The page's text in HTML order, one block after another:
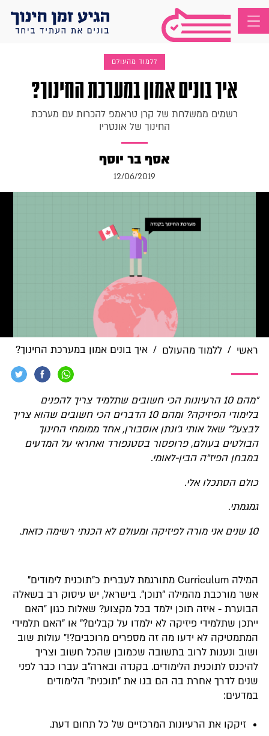
ללמוד מהעולם
איך בונים אמון במערכת החינוך?
רשמים ממשלחת של קרן טראמפ להכרות עם מערכת
החינוך של אונטריו
אסף בר יוסף
12/06/2019
ראשי / ללמוד מהעולם / איך בונים אמון במערכת החינוך?
"מהם 10 הרעיונות הכי חשובים שתלמיד צריך להפנים
בלימודי הפיזיקה? ומהם 10 הדברים הכי חשובים שהוא צריך
לבצע?" שאל אותי ג'ונתן אוסבורן, אחד ממומחי החינוך
הבולטים בעולם, פרופסור בסטנפורד ואחראי על המדעים
במבחן הפיז״ה הבין-לאומי.
כולם הסתכלו אלי.
גמגמתי.
10 שנים אני מורה לפיזיקה ומעולם לא הכנתי רשימה כזאת.
המילה Curriculum מתורגמת לעברית כ"תוכנית לימודים"
אשר מורכבת מהמילה "תוכן". בישראל, יש עיסוק רב בשאלה
הבוערת - איזה תוכן ילמד בכל מקצוע? שאלות כגון ״האם
ייתכן שתלמידי פיזיקה לא ילמדו על קבלים?" או "האם תלמידי
המתמטיקה לא ידעו מה זה מספרים מרוכבים?!״ עולות שוב
ושוב ונענות לרוב בתשובה שכמובן שהכל חשוב וצריך
להיכנס לתוכנית הלימודים. בקנדה ובארה"ב עברו כבר לפני
שנים לדרך אחרת בה הם בנו את "תוכנית" הלימודים
במדעים:
זיקקו את הרעיונות המרכזיים של כל תחום דעת.